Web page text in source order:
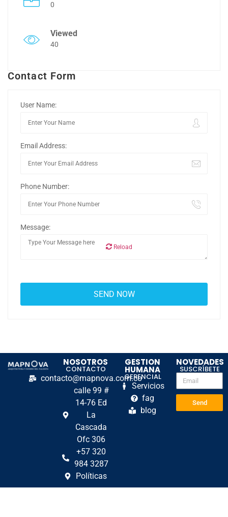
0
Viewed
40
Contact Form
User Name:
Email Address:
Phone Number:
Message:
Reload
NOSOTROS
CONTACTO
contacto@mapnova.com.co
calle 99 #
14-76 Ed
La
Cascada
Ofc 306
+57 320
984 3287
Políticas
GESTION
HUMANA
GERENCIAL
Servicios
fag
blog
NOVEDADES
SUSCRÍBETE
Send